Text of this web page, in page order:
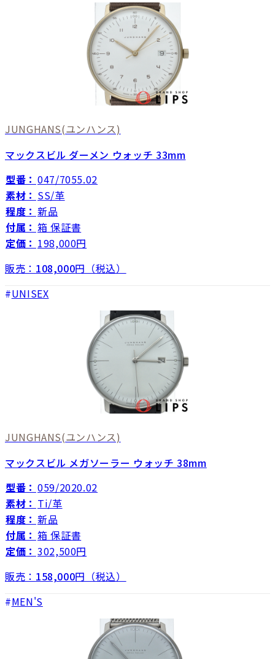
JUNGHANS(ユンハンス)
マックスビル ダーメン ウォッチ 33mm
型番： 047/7055.02
素材： SS/革
程度： 新品
付属： 箱 保証書
定価： 198,000円
販売： 108,000円（税込）
UNISEX
JUNGHANS(ユンハンス)
マックスビル メガソーラー ウォッチ 38mm
型番： 059/2020.02
素材： Ti/革
程度： 新品
付属： 箱 保証書
定価： 302,500円
販売： 158,000円（税込）
MEN'S